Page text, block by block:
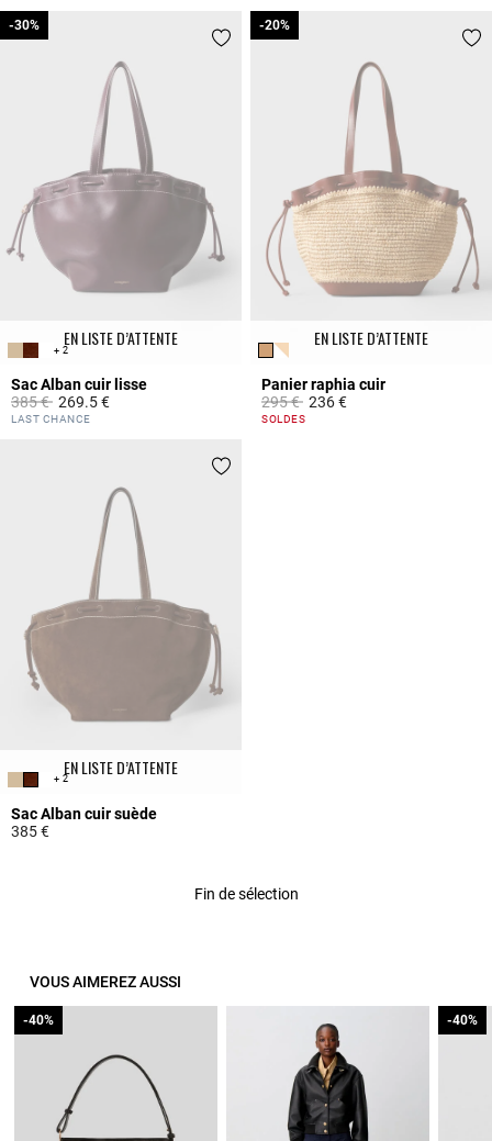
EN LISTE D’ATTENTE
+ 2
Sac Alban cuir lisse
Prix réduit à partir de
385 €à
-30%
269.5 €
3,5 out of 5 Customer Rating
LAST CHANCE
-30%
EN LISTE D’ATTENTE
Panier raphia cuir
Prix réduit à partir de
295 €à
-20%
236 €
4,2 out of 5 Customer Rating
SOLDES
-20%
EN LISTE D’ATTENTE
+ 2
Sac Alban cuir suède
385 €
Fin de sélection
VOUS AIMEREZ AUSSI
-40%
-40% -40%
-40%